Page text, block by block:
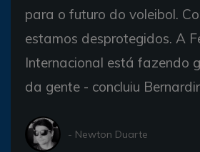
para o futuro do voleibol.
estamos desprotegidos. A
Internacional está fazendo
da gente - concluiu
- Newton Duarte